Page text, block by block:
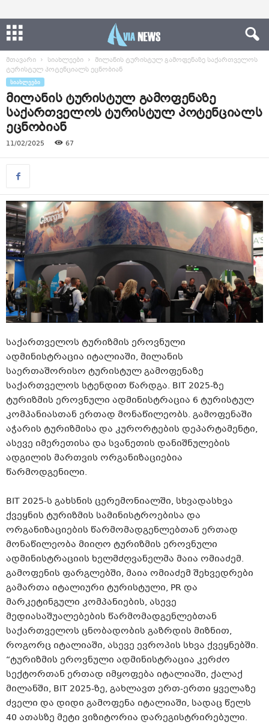
მთავარი სიახლეები
მილანის ტურისტულ გამოფენაზე საქართველოს
ტურისტულ პოტენციალს ეცნობიან
ᲡᲘᲐᲮᲚᲔᲔᲑᲘ
მილანის ტურისტულ გამოფენაზე
საქართველოს ტურისტულ პოტენციალს
ეცნობიან
11/02/2025 67
საქართველოს ტურიზმის ეროვნული
ადმინისტრაცია იტალიაში, მილანის
საერთაშორისო ტურისტულ გამოფენაზე
საქართველოს სტენდით წარდგა. BIT 2025-ზე
ტურიზმის ეროვნული ადმინისტრაცია 6 ტურისტულ
კომპანიასთან ერთად მონაწილეობს. გამოფენაში
აჭარის ტურიზმისა და კურორტების დეპარტამენტი,
ასევე იმერეთისა და სვანეთის დანიშნულების
ადგილის მართვის ორგანიზაციებია
წარმოდგენილი.
BIT 2025-ს გახსნის ცერემონიალში, სხვადასხვა
ქვეყნის ტურიზმის სამინისტროებისა და
ორგანიზაციების წარმომადგენლებთან ერთად
მონაწილეობა მიიღო ტურიზმის ეროვნული
ადმინისტრაციის ხელმძღვანელმა მაია ომიაძემ.
გამოფენის ფარგლებში, მაია ომიაძემ შეხვედრები
გამართა იტალიური ტურისტული, PR და
მარკეტინგული კომპანიების, ასევე
მედიასაშუალებების წარმომადგენლებთან
საქართველოს ცნობადობის გაზრდის მიზნით,
როგორც იტალიაში, ასევე ევროპის სხვა ქვეყნებში.
“ტურიზმის ეროვნული ადმინისტრაცია კერძო
სექტორთან ერთად იმყოფება იტალიაში, ქალაქ
მილანში, BIT 2025-ზე, გახლავთ ერთ-ერთი ყველაზე
ძველი და დიდი გამოფენა იტალიაში, სადაც წელს
40 ათასზე მეტი ვიზიტორია დარეგისტრირებული.